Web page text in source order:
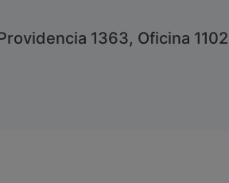
1363, Oficina